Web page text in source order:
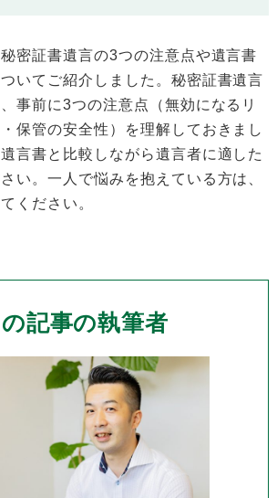
密証書遺言の3つの注意点や遺言書
いてご紹介しました。秘密証書遺言
事前に3つの注意点（無効になるリ
保管の安全性）を理解しておきまし
言書と比較しながら遺言者に適した
い。一人で悩みを抱えている方は、
ください。
記事の執筆者